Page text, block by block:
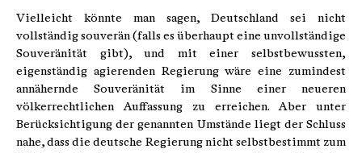
Vielleicht könnte man sagen, Deutschland sei nicht
vollständig souverän (falls es überhaupt eine unvollständige
Souveränität gibt), und mit einer selbstbewussten,
eigenständig agierenden Regierung wäre eine zumindest
annähernde Souveränität im Sinne einer neueren
völkerrechtlichen Auffassung zu erreichen. Aber unter
Berücksichtigung der genannten Umstände liegt der Schluss
nahe, dass die deutsche Regierung nicht selbstbestimmt zum